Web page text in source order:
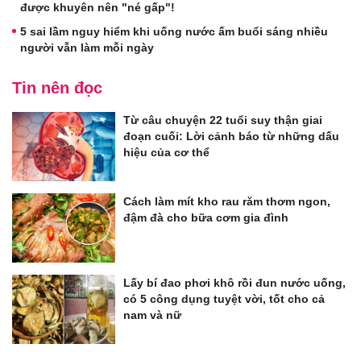
được khuyên nên "né gấp"!
5 sai lầm nguy hiểm khi uống nước ấm buổi sáng nhiều
người vẫn làm mỗi ngày
Tin nên đọc
Từ câu chuyện 22 tuổi suy thận giai
đoạn cuối: Lời cảnh báo từ những dấu
hiệu của cơ thể
Cách làm mít kho rau răm thơm ngon,
đậm đà cho bữa cơm gia đình
Lấy bí đao phơi khô rồi đun nước uống,
có 5 công dụng tuyệt vời, tốt cho cả
nam và nữ